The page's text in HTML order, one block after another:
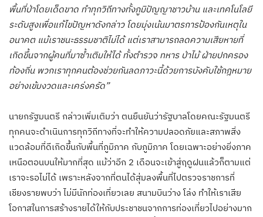
พื้นที่ป่าโดยเด็ดขาด ทำทุกวิถีทางทั้งภูมิปัญญาชาวบ้าน และเทคโนโลยี
ระดับสูงเพื่อแก้ไขปัญหาดังกล่าว โดยมุ่งเน้นมาตรการป้องกันเหตุใน
อนาคต แม้เราชนะธรรมชาติไม่ได้ แต่เราสามารถลดความเสียหายที่
เกิดขึ้นจากผู้คนที่มาซ้ำเติมให้ได้ ทั้งตำรวจ ทหาร ป่าไม้ ฝ่ายปกครอง
ท้องถิ่น พวกเราทุกคนต้องช่วยกันลดภาวะนี้ด้วยการบังคับใช้กฎหมาย
อย่างเข้มงวดและเคร่งครัด”
นายกรัฐมนตรี กล่าวเพิ่มเติมว่า ตนยืนยันว่ารัฐบาลโดยคณะรัฐมนตรี
ทุกคนจะดำเนินการทุกวิถีทางที่จะทำให้ความปลอดภัยและสภาพสิ่ง
แวดล้อมที่ดีเกิดขึ้นกับพื้นที่ภูมิภาค กับภูมิภาค โดยเฉพาะอย่างยิ่งภาค
เหนือตอนบนให้มากที่สุด แม้ว่าอีก 2 เดือนจะเข้าสู่ฤดูฝนแล้วก็ตามแต่
เราจะรอไม่ได้ เพราะหลังจากที่ตนได้สุ่มลงพื้นที่ไปตรวจราชการที่
เชียงรายพบว่า ไม่มีนักท่องเที่ยวเลย สนามบินว่าง โล่ง ทำให้เราเสีย
โอกาสในการสร้างรายได้ให้กับประชาชนจากการท่องเที่ยวไปอย่างมาก